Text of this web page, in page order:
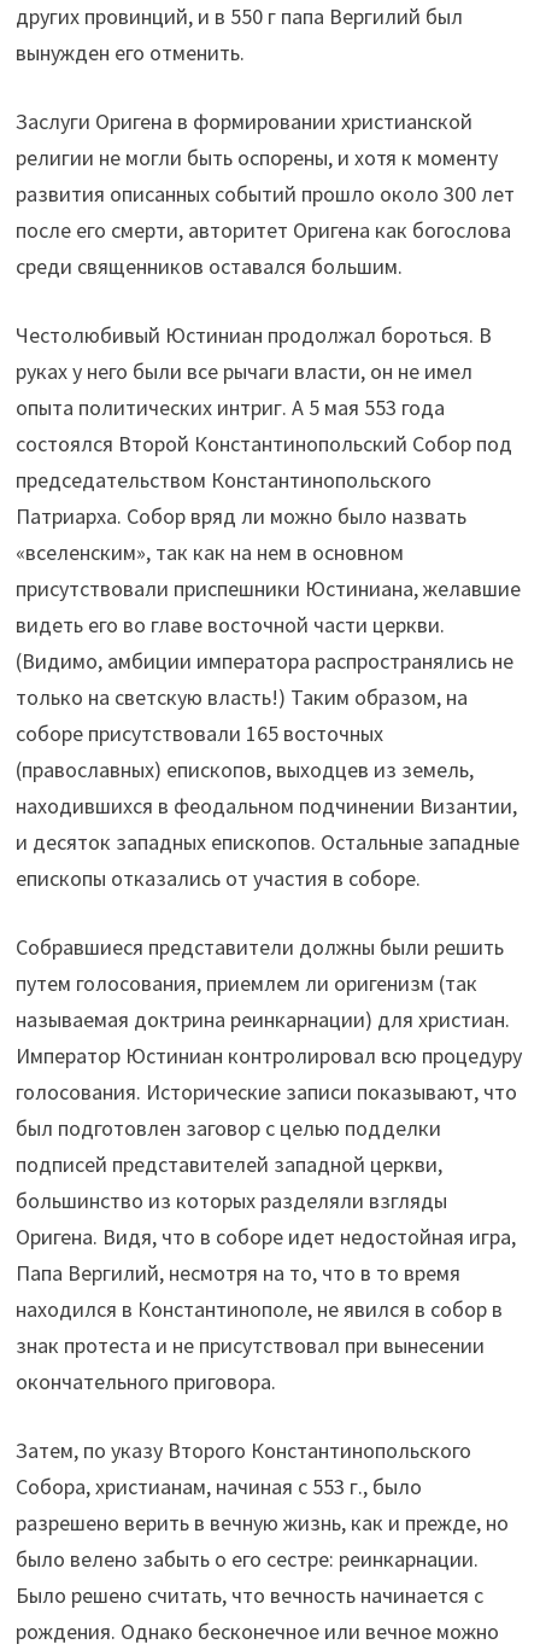
других провинций, и в 550 г папа Вергилий был
вынужден его отменить.
Заслуги Оригена в формировании христианской
религии не могли быть оспорены, и хотя к моменту
развития описанных событий прошло около 300 лет
после его смерти, авторитет Оригена как богослова
среди священников оставался большим.
Честолюбивый Юстиниан продолжал бороться. В
руках у него были все рычаги власти, он не имел
опыта политических интриг. А 5 мая 553 года
состоялся Второй Константинопольский Собор под
председательством Константинопольского
Патриарха. Собор вряд ли можно было назвать
«вселенским», так как на нем в основном
присутствовали приспешники Юстиниана, желавшие
видеть его во главе восточной части церкви.
(Видимо, амбиции императора распространялись не
только на светскую власть!) Таким образом, на
соборе присутствовали 165 восточных
(православных) епископов, выходцев из земель,
находившихся в феодальном подчинении Византии,
и десяток западных епископов. Остальные западные
епископы отказались от участия в соборе.
Собравшиеся представители должны были решить
путем голосования, приемлем ли оригенизм (так
называемая доктрина реинкарнации) для христиан.
Император Юстиниан контролировал всю процедуру
голосования. Исторические записи показывают, что
был подготовлен заговор с целью подделки
подписей представителей западной церкви,
большинство из которых разделяли взгляды
Оригена. Видя, что в соборе идет недостойная игра,
Папа Вергилий, несмотря на то, что в то время
находился в Константинополе, не явился в собор в
знак протеста и не присутствовал при вынесении
окончательного приговора.
Затем, по указу Второго Константинопольского
Собора, христианам, начиная с 553 г., было
разрешено верить в вечную жизнь, как и прежде, но
было велено забыть о его сестре: реинкарнации.
Было решено считать, что вечность начинается с
рождения. Однако бесконечное или вечное можно